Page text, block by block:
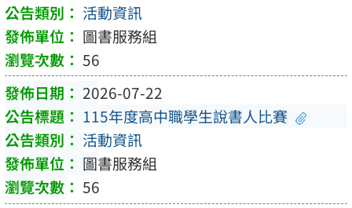
活動資訊
圖書服務組
56
2026-07-22
115年度高中職學生說書人比賽
活動資訊
圖書服務組
56